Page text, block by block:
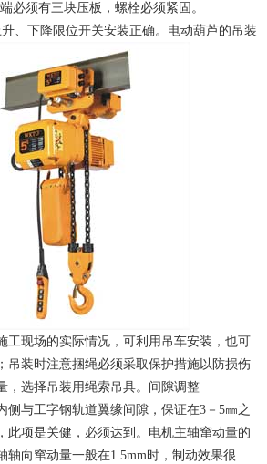
必须有三块压板，螺栓必须紧固。
、下降限位开关安装正确。电动葫芦的吊装
工现场的实际情况，可利用吊车安装，也可
吊装时注意捆绳必须采取保护措施以防损伤
，选择吊装用绳索吊具。间隙调整
侧与工字钢轨道翼缘间隙，保证在3－5㎜之
此项是关健，必须达到。电机主轴窜动量的
轴向窜动量一般在1.5mm时，制动效果很